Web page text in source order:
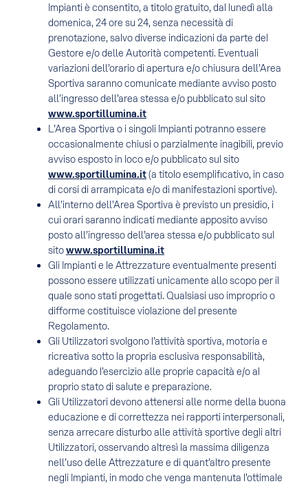
Impianti è consentito, a titolo gratuito, dal lunedì alla
domenica, 24 ore su 24, senza necessità di
prenotazione, salvo diverse indicazioni da parte del
Gestore e/o delle Autorità competenti. Eventuali
variazioni dell’orario di apertura e/o chiusura dell’Area
Sportiva saranno comunicate mediante avviso posto
all’ingresso dell’area stessa e/o pubblicato sul sito
www.sportillumina.it
L’Area Sportiva o i singoli Impianti potranno essere
occasionalmente chiusi o parzialmente inagibili, previo
avviso esposto in loco e/o pubblicato sul sito
www.sportillumina.it(a titolo esemplificativo, in caso
di corsi di arrampicata e/o di manifestazioni sportive).
All’interno dell’Area Sportiva è previsto un presidio, i
cui orari saranno indicati mediante apposito avviso
posto all’ingresso dell’area stessa e/o pubblicato sul
sitowww.sportillumina.it
Gli Impianti e le Attrezzature eventualmente presenti
possono essere utilizzati unicamente allo scopo per il
quale sono stati progettati. Qualsiasi uso improprio o
difforme costituisce violazione del presente
Regolamento.
Gli Utilizzatori svolgono l’attività sportiva, motoria e
ricreativa sotto la propria esclusiva responsabilità,
adeguando l’esercizio alle proprie capacità e/o al
proprio stato di salute e preparazione.
Gli Utilizzatori devono attenersi alle norme della buona
educazione e di correttezza nei rapporti interpersonali,
senza arrecare disturbo alle attività sportive degli altri
Utilizzatori, osservando altresì la massima diligenza
nell’uso delle Attrezzature e di quant’altro presente
negli Impianti, in modo che venga mantenuta l’ottimale